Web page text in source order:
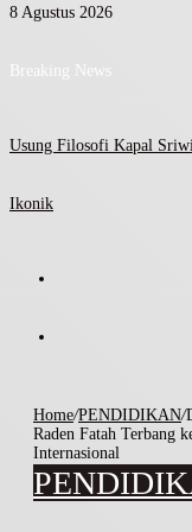
8 Agustus 2026
Breaking News
Usung Filosofi Kapal
Ikonik
Home/PENDIDIKAN/
Raden Fatah Terbang
Internasional